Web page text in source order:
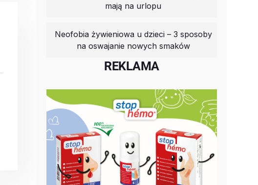
mają na urlopu
Neofobia żywieniowa u dzieci – 3 sposoby
na oswajanie nowych smaków
REKLAMA